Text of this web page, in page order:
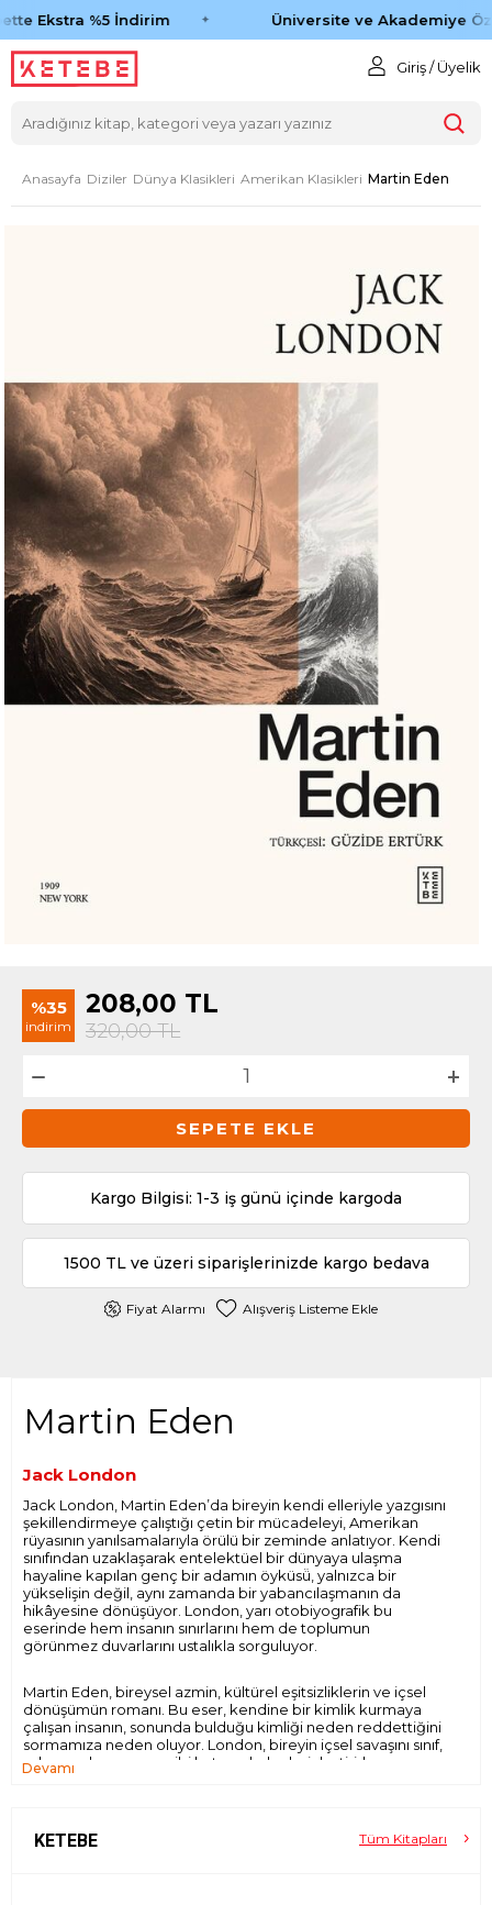
Ekstra %5 İndirim Üniversite ve Akademiye
Giriş / Üyelik
Anasayfa Diziler Dünya Klasikleri Amerikan Klasikleri Martin Eden
%35
indirim
208,00 TL
320,00TL
SEPETE EKLE
Kargo Bilgisi: 1-3 iş günü içinde kargoda
1500 TL ve üzeri siparişlerinizde kargo bedava
Fiyat Alarmı Alışveriş Listeme Ekle
Martin Eden
Jack London
Jack London, Martin Eden’da bireyin kendi elleriyle yazgısını
şekillendirmeye çalıştığı çetin bir mücadeleyi, Amerikan
rüyasının yanılsamalarıyla örülü bir zeminde anlatıyor. Kendi
sınıfından uzaklaşarak entelektüel bir dünyaya ulaşma
hayaline kapılan genç bir adamın öyküsü̈, yalnızca bir
yükselişin değil, aynı zamanda bir yabancılaşmanın da
hikâyesine dönüşüyor. London, yarı otobiyografik bu
eserinde hem insanın sınırlarını hem de toplumun
görünmez duvarlarını ustalıkla sorguluyor.
Martin Eden, bireysel azmin, kültürel eşitsizliklerin ve içsel
dönüşümün romanı. Bu eser, kendine bir kimlik kurmaya
çalışan insanın, sonunda bulduğu kimliği neden reddettiğini
sormamıza neden oluyor. London, bireyin içsel savaşını sınıf,
aşk ve anlam arayışı gibi katmanlarla derinleştirirken,
Devamı
KETEBE Tüm Kitapları